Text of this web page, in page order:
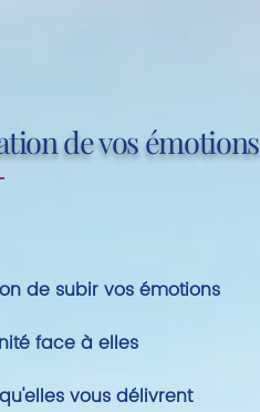
de vos émotions
de subir vos émotions
face à elles
vous délivrent